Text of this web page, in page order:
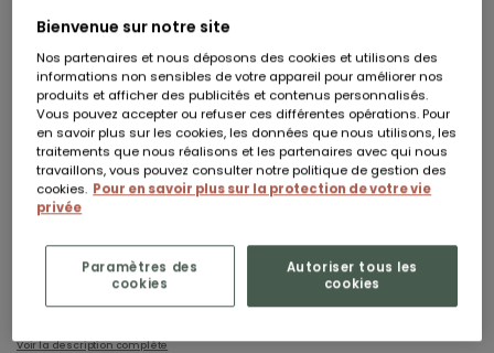
49,90 €
En stock
Livraison à domicile sous 5 jours ouvrés
AJOUTER AU PANIER
Vous êtes professionnel ?
Inscrivez-vous pour accéder à nos conditions préférentielles.
Design élégant et intemporel
sans vis apparente
Tissu géotextile incluspour protéger et aérer les racines
Pin sylvestre traité autoclave 3 vert
pour une grande résistance
Dimensions compactes
adaptées aux terrasses et balcons
Certifié PEFC: bois issu de forêts gérées durablement
Voir la description complète
Bienvenue sur notre site
Nos partenaires et nous déposons des cookies et utilisons des
informations non sensibles de votre appareil pour améliorer nos
produits et afficher des publicités et contenus personnalisés.
Vous pouvez accepter ou refuser ces différentes opérations. Pour
en savoir plus sur les cookies, les données que nous utilisons, les
traitements que nous réalisons et les partenaires avec qui nous
travaillons, vous pouvez consulter notre politique de gestion des
cookies. Pour en savoir plus sur la protection de votre vie
privée
Autoriser tous les
cookies
Paramètres des
cookies